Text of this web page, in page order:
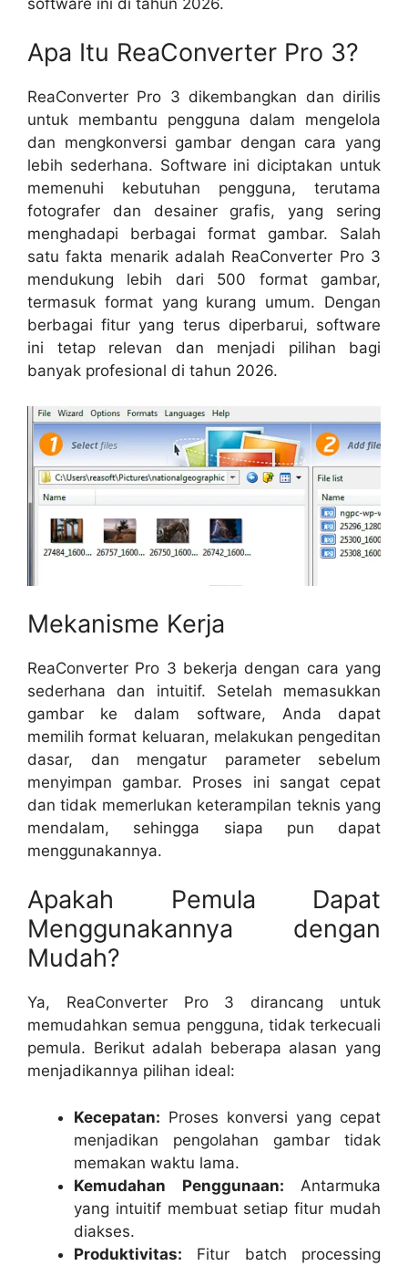
Apa Itu ReaConverter Pro 3?
ReaConverter Pro 3 dikembangkan dan dirilis
untuk membantu pengguna dalam mengelola
dan mengkonversi gambar dengan cara yang
lebih sederhana. Software ini diciptakan untuk
memenuhi kebutuhan pengguna, terutama
fotografer dan desainer grafis, yang sering
menghadapi berbagai format gambar. Salah
satu fakta menarik adalah ReaConverter Pro 3
mendukung lebih dari 500 format gambar,
termasuk format yang kurang umum. Dengan
berbagai fitur yang terus diperbarui, software
ini tetap relevan dan menjadi pilihan bagi
banyak profesional di tahun 2026.
Mekanisme Kerja
ReaConverter Pro 3 bekerja dengan cara yang
sederhana dan intuitif. Setelah memasukkan
gambar ke dalam software, Anda dapat
memilih format keluaran, melakukan pengeditan
dasar, dan mengatur parameter sebelum
menyimpan gambar. Proses ini sangat cepat
dan tidak memerlukan keterampilan teknis yang
mendalam, sehingga siapa pun dapat
menggunakannya.
Apakah Pemula Dapat
Menggunakannya dengan
Mudah?
Ya, ReaConverter Pro 3 dirancang untuk
memudahkan semua pengguna, tidak terkecuali
pemula. Berikut adalah beberapa alasan yang
menjadikannya pilihan ideal:
Kecepatan: Proses konversi yang cepat
menjadikan pengolahan gambar tidak
memakan waktu lama.
Kemudahan Penggunaan: Antarmuka
yang intuitif membuat setiap fitur mudah
diakses.
Produktivitas: Fitur batch processing